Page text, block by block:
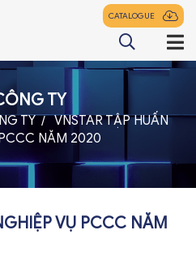
CATALOGUE
TY
VNSTAR TẬP HUẤN
NĂM 2020
TY
VỤ PCCC NĂM